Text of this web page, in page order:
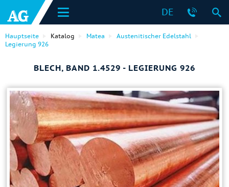
DE
Hauptseite Katalog Matea
Austenitischer Edelstahl
Legierung 926
BLECH, BAND 1.4529 - LEGIERUNG 926